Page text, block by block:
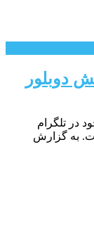
دوبلور
در تلگرام
به گزارش